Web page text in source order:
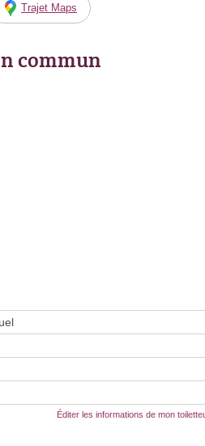
Trajet Maps
commun
Éditer les informations de mon